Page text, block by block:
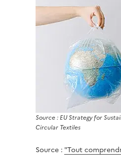
Source : EU Strategy for
Circular Textiles
Source : "Tout